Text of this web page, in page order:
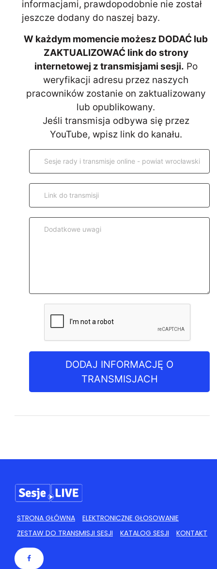
informacjami, prawdopodobnie nie został
jeszcze dodany do naszej bazy.
W każdym momencie możesz DODAĆ lub
ZAKTUALIZOWAĆ link do strony
internetowej z transmisjami sesji. Po
weryfikacji adresu przez naszych
pracowników zostanie on zaktualizowany
lub opublikowany.
Jeśli transmisja odbywa się przez
YouTube, wpisz link do kanału.
DODAJ INFORMACJĘ O
TRANSMISJACH
STRONA GŁÓWNA
ELEKTRONICZNE GŁOSOWANIE
ZESTAW DO TRANSMISJI SESJI
KATALOG SESJI KONTAKT